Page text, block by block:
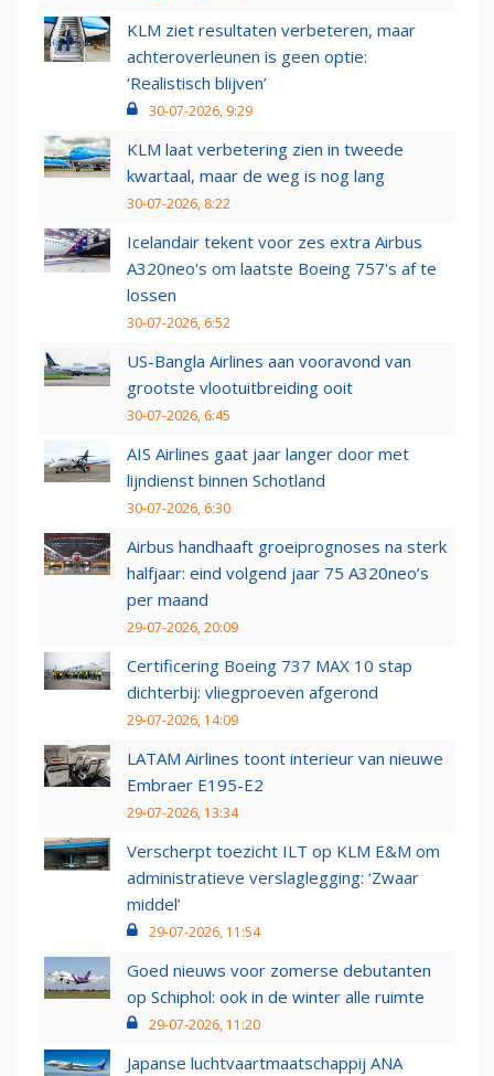
KLM ziet resultaten verbeteren, maar
achteroverleunen is geen optie:
‘Realistisch blijven’
30-07-2026, 9:29
KLM laat verbetering zien in tweede
kwartaal, maar de weg is nog lang
30-07-2026, 8:22
Icelandair tekent voor zes extra Airbus
A320neo's om laatste Boeing 757's af te
lossen
30-07-2026, 6:52
US-Bangla Airlines aan vooravond van
grootste vlootuitbreiding ooit
30-07-2026, 6:45
AIS Airlines gaat jaar langer door met
lijndienst binnen Schotland
30-07-2026, 6:30
Airbus handhaaft groeiprognoses na sterk
halfjaar: eind volgend jaar 75 A320neo’s
per maand
29-07-2026, 20:09
Certificering Boeing 737 MAX 10 stap
dichterbij: vliegproeven afgerond
29-07-2026, 14:09
LATAM Airlines toont interieur van nieuwe
Embraer E195-E2
29-07-2026, 13:34
Verscherpt toezicht ILT op KLM E&M om
administratieve verslaglegging: ‘Zwaar
middel’
29-07-2026, 11:54
Goed nieuws voor zomerse debutanten
op Schiphol: ook in de winter alle ruimte
29-07-2026, 11:20
Japanse luchtvaartmaatschappij ANA